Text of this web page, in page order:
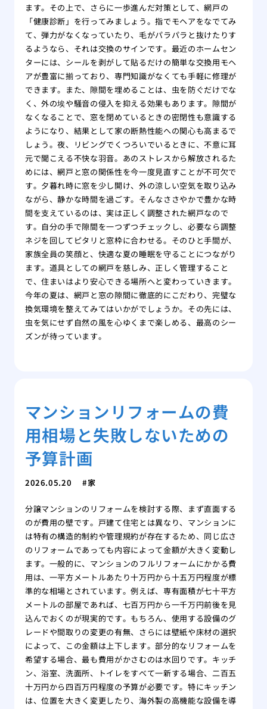
ます。その上で、さらに一歩進んだ対策として、網戸の
「健康診断」を行ってみましょう。指でモヘアをなでてみ
て、弾力がなくなっていたり、毛がパラパラと抜けたりす
るようなら、それは交換のサインです。最近のホームセン
ターには、シールを剥がして貼るだけの簡単な交換用モヘ
アが豊富に揃っており、専門知識がなくても手軽に修理が
できます。また、隙間を埋めることは、虫を防ぐだけでな
く、外の埃や騒音の侵入を抑える効果もあります。隙間が
なくなることで、窓を閉めているときの密閉性も意識する
ようになり、結果として家の断熱性能への関心も高まるで
しょう。夜、リビングでくつろいでいるときに、不意に耳
元で聞こえる不快な羽音。あのストレスから解放されるた
めには、網戸と窓の関係性を今一度見直すことが不可欠で
す。夕暮れ時に窓を少し開け、外の涼しい空気を取り込み
ながら、静かな時間を過ごす。そんなささやかで豊かな時
間を支えているのは、実は正しく調整された網戸なので
す。自分の手で隙間を一つずつチェックし、必要なら調整
ネジを回してピタリと窓枠に合わせる。そのひと手間が、
家族全員の笑顔と、快適な夏の睡眠を守ることにつながり
ます。道具としての網戸を慈しみ、正しく管理すること
で、住まいはより安心できる場所へと変わっていきます。
今年の夏は、網戸と窓の隙間に徹底的にこだわり、完璧な
換気環境を整えてみてはいかがでしょうか。その先には、
虫を気にせず自然の風を心ゆくまで楽しめる、最高のシー
ズンが待っています。
マンションリフォームの費
用相場と失敗しないための
予算計画
2026.05.20 家
分譲マンションのリフォームを検討する際、まず直面する
のが費用の壁です。戸建て住宅とは異なり、マンションに
は特有の構造的制約や管理規約が存在するため、同じ広さ
のリフォームであっても内容によって金額が大きく変動し
ます。一般的に、マンションのフルリフォームにかかる費
用は、一平方メートルあたり十万円から十五万円程度が標
準的な相場とされています。例えば、専有面積が七十平方
メートルの部屋であれば、七百万円から一千万円前後を見
込んでおくのが現実的です。もちろん、使用する設備のグ
レードや間取りの変更の有無、さらには壁紙や床材の選択
によって、この金額は上下します。部分的なリフォームを
希望する場合、最も費用がかさむのは水回りです。キッチ
ン、浴室、洗面所、トイレをすべて一新する場合、二百五
十万円から四百万円程度の予算が必要です。特にキッチン
は、位置を大きく変更したり、海外製の高機能な設備を導